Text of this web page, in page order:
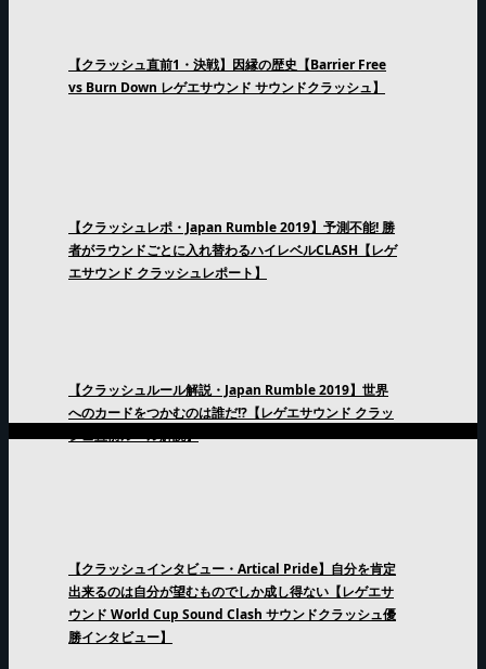
【クラッシュ直前1・決戦】因縁の歴史【Barrier Free
vs Burn Down レゲエサウンド サウンドクラッシュ】
【クラッシュレポ・Japan Rumble 2019】予測不能! 勝
者がラウンドごとに入れ替わるハイレベルCLASH【レゲ
エサウンド クラッシュレポート】
【クラッシュルール解説・Japan Rumble 2019】世界
へのカードをつかむのは誰だ!?【レゲエサウンド クラッ
シュ直前ルール解説】
【クラッシュインタビュー・Artical Pride】自分を肯定
出来るのは自分が望むものでしか成し得ない【レゲエサ
ウンド World Cup Sound Clash サウンドクラッシュ優
勝インタビュー】